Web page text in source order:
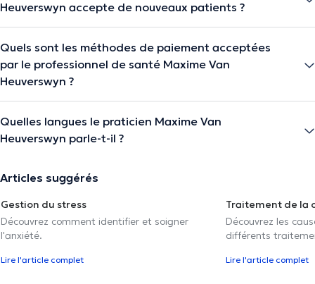
Heuverswyn accepte de nouveaux patients ?
Quels sont les méthodes de paiement acceptées
par le professionnel de santé Maxime Van
Heuverswyn ?
Quelles langues le praticien Maxime Van
Heuverswyn parle-t-il ?
Articles suggérés
Gestion du stress
Découvrez comment identifier et soigner
l'anxiété.
Lire l'article complet
Traitement de la
Découvrez les
différents
Lire l'article complet